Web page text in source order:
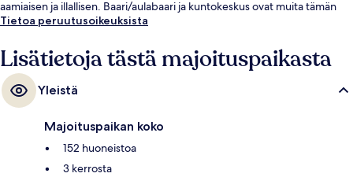
aamiaisen ja illallisen. Baari/aulabaari ja kuntokeskus ovat muita tämän
majoituspaikan kohokohtia, ja sen huoneistoissa on kalustetut
majoituspaikan avuliasta henkilökuntaa.
Tietoa peruutusoikeuksista
Lisätietoja tästä majoituspaikasta
Yleistä
Majoituspaikan koko
152 huoneistoa
3 kerrosta